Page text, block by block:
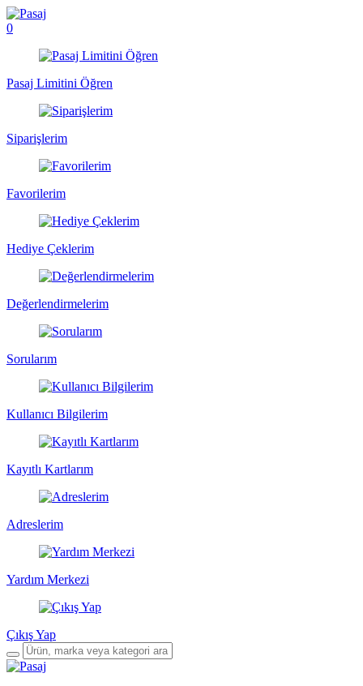
0
Pasaj Limitini Öğren
Siparişlerim
Favorilerim
Hediye Çeklerim
Değerlendirmelerim
Sorularım
Kullanıcı Bilgilerim
Kayıtlı Kartlarım
Adreslerim
Yardım Merkezi
Çıkış Yap